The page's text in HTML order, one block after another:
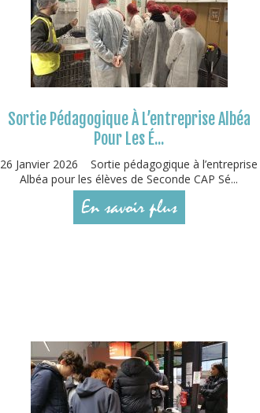
Sortie Pédagogique À L’entreprise Albéa
Pour Les É...
26 Janvier 2026 Sortie pédagogique à l’entreprise
Albéa pour les élèves de Seconde CAP Sé...
En savoir plus